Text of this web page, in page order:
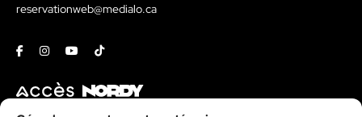
reservationweb@medialo.ca
FacebookInstagramYoutubeTiktok